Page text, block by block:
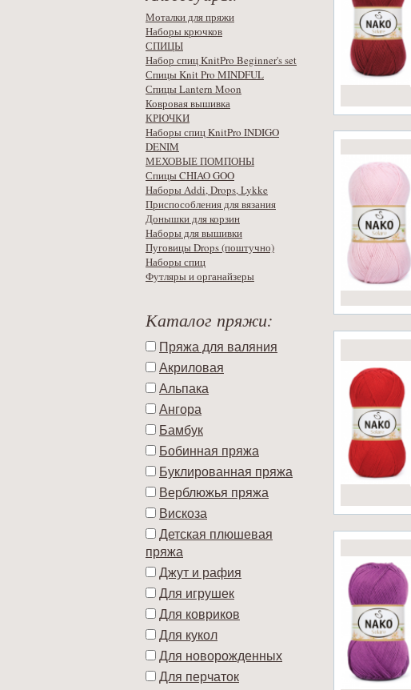
Моталки для пряжи
Наборы крючков
СПИЦЫ
Набор спиц KnitPro Beginner's set
Спицы Knit Pro MINDFUL
Спицы Lantern Moon
Ковровая вышивка
КРЮЧКИ
Наборы спиц KnitPro INDIGO
DENIM
МЕХОВЫЕ ПОМПОНЫ
Спицы CHIAO GOO
Наборы Addi, Drops, Lykke
Приспособления для вязания
Донышки для корзин
Наборы для вышивки
Пуговицы Drops (поштучно)
Наборы спиц
Футляры и органайзеры
Каталог пряжи:
Пряжа для валяния
Акриловая
Альпака
Ангора
Бамбук
Бобинная пряжа
Буклированная пряжа
Верблюжья пряжа
Вискоза
Детская плюшевая
пряжа
Джут и рафия
Для игрушек
Для ковриков
Для кукол
Для новорожденных
Для перчаток